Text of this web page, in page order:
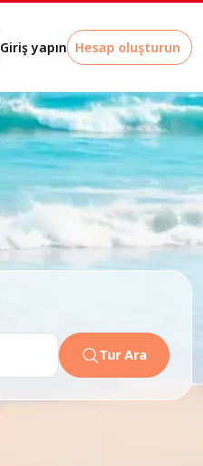
Giriş yapın Hesap oluşturun
Tur Ara